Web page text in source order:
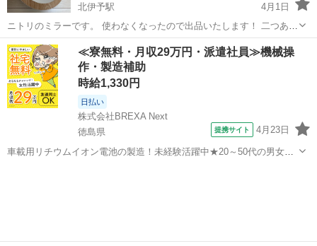
北伊予駅
4月1日
ニトリのミラーです。 使わなくなったので出品いたします！ 二つあり
ます^_^ 希望数を教えてください 一つ300円
愛媛 伊予郡 北伊予駅 ミラー/鏡 ミラー
≪寮無料・月収29万円・派遣社員≫機械操
作・製造補助
時給1,330円
日払い
株式会社BREXA Next
徳島県
提携サイト 4月23日
車載用リチウムイオン電池の製造！未経験活躍中★20～50代の男女活